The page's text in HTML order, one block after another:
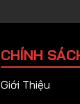
CHÍNH
Giới Thiệu